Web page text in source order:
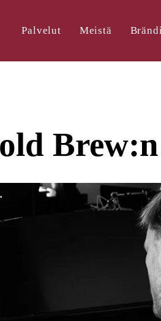
Palvelut Meistä